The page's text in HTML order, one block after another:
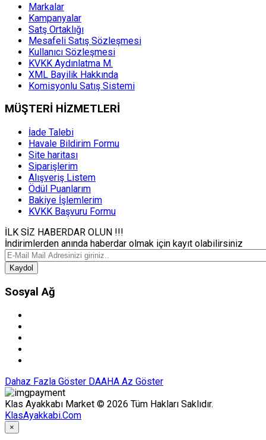
Markalar
Kampanyalar
Satş Ortaklığı
Mesafeli Satış Sözleşmesi
Kullanıcı Sözleşmesi
KVKK Aydınlatma M.
XML Bayilik Hakkında
Komisyonlu Satış Sistemi
MÜŞTERİ HİZMETLERİ
İade Talebi
Havale Bildirim Formu
Site haritası
Siparişlerim
Alışveriş Listem
Ödül Puanlarım
Bakiye İşlemlerim
KVKK Başvuru Formu
İLK SİZ HABERDAR OLUN !!!
İndirimlerden anında haberdar olmak için kayıt olabilirsiniz
Kaydol
Sosyal Ağ
Dahaz Fazla Göster DAAHA Az Göster
Klas Ayakkabı Market © 2026 Tüm Hakları Saklıdır.
KlasAyakkabi.Com
×